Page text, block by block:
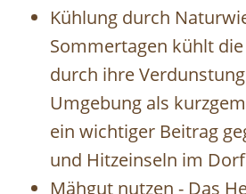
Kühlung durch
Sommertagen kühlt
durch ihre
Umgebung als
ein wichtiger Beitrag
und Hitzeinseln im
Mähgut nutzen - Das